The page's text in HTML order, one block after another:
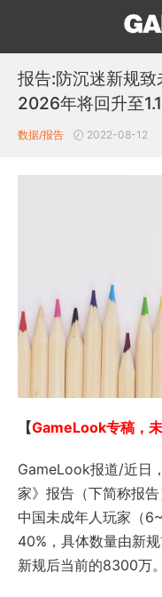
报告:防沉迷新规
2026年将回升至
数据/报告 2022-08-12
【GameLook专稿，
GameLook报道/近日
家》报告（下简称报
中国未成年人玩家（
40%，具体数量由新
新规后当前的8300万。